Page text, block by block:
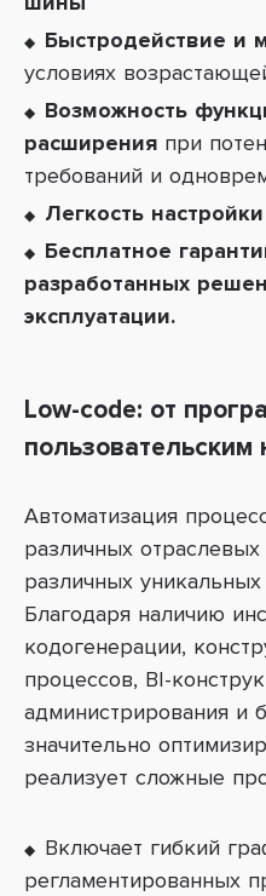
Быстродействие и
условиях
Возможность
расширения при
требований и
Легкость настройки
Бесплатное
разработанных
эксплуатации.
Low-code: от
пользовательским
Автоматизация
различных
различных
Благодаря наличию
кодогенерации,
процессов, BI-
администрирования и
значительно
реализует сложные
Включает гибкий
регламентированных